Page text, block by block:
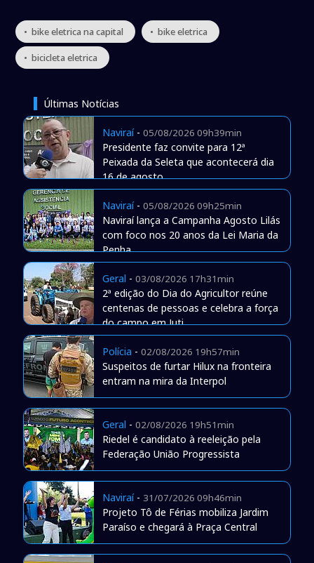
• bike eletrica na capital • bike eletrica
• bicicleta eletrica
Últimas Notícias
Naviraí- 05/08/2026 09h39min
Presidente faz convite para 12ª
Peixada da Seleta que acontecerá dia
16 de agosto
Naviraí- 05/08/2026 09h25min
Naviraí lança a Campanha Agosto Lilás
com foco nos 20 anos da Lei Maria da
Penha
Geral - 03/08/2026 17h31min
2ª edição do Dia do Agricultor reúne
centenas de pessoas e celebra a força
do campo em Juti
Polícia - 02/08/2026 19h57min
Suspeitos de furtar Hilux na fronteira
entram na mira da Interpol
Geral - 02/08/2026 19h51min
Riedel é candidato à reeleição pela
Federação União Progressista
Naviraí- 31/07/2026 09h46min
Projeto Tô de Férias mobiliza Jardim
Paraíso e chegará à Praça Central